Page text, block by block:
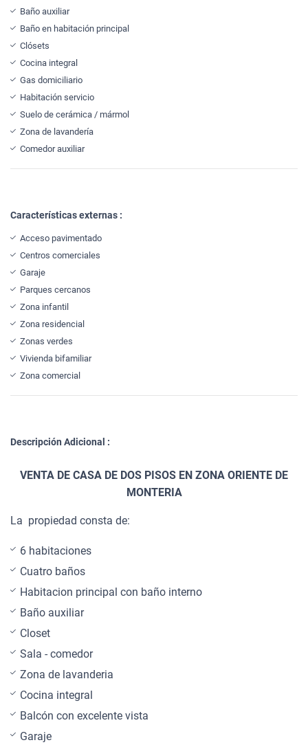
Baño auxiliar
Baño en habitación principal
Clósets
Cocina integral
Gas domiciliario
Habitación servicio
Suelo de cerámica / mármol
Zona de lavandería
Comedor auxiliar
Características externas :
Acceso pavimentado
Centros comerciales
Garaje
Parques cercanos
Zona infantil
Zona residencial
Zonas verdes
Vivienda bifamiliar
Zona comercial
Descripción Adicional :
VENTA DE CASA DE DOS PISOS EN ZONA ORIENTE DE
MONTERIA
La propiedad consta de:
6 habitaciones
Cuatro baños
Habitacion principal con baño interno
Baño auxiliar
Closet
Sala - comedor
Zona de lavanderia
Cocina integral
Balcón con excelente vista
Garaje